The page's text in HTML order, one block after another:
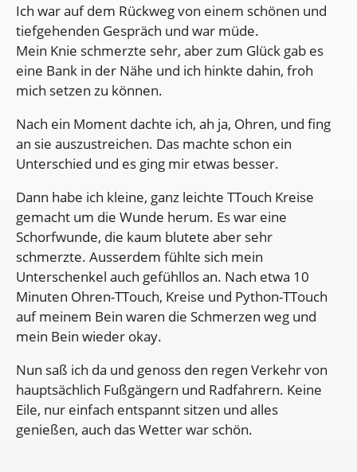
Ich war auf dem Rückweg von einem schönen und
tiefgehenden Gespräch und war müde.
Mein Knie schmerzte sehr, aber zum Glück gab es
eine Bank in der Nähe und ich hinkte dahin, froh
mich setzen zu können.
Nach ein Moment dachte ich, ah ja, Ohren, und fing
an sie auszustreichen. Das machte schon ein
Unterschied und es ging mir etwas besser.
Dann habe ich kleine, ganz leichte TTouch Kreise
gemacht um die Wunde herum. Es war eine
Schorfwunde, die kaum blutete aber sehr
schmerzte. Ausserdem fühlte sich mein
Unterschenkel auch gefühllos an. Nach etwa 10
Minuten Ohren-TTouch, Kreise und Python-TTouch
auf meinem Bein waren die Schmerzen weg und
mein Bein wieder okay.
Nun saß ich da und genoss den regen Verkehr von
hauptsächlich Fußgängern und Radfahrern. Keine
Eile, nur einfach entspannt sitzen und alles
genießen, auch das Wetter war schön.